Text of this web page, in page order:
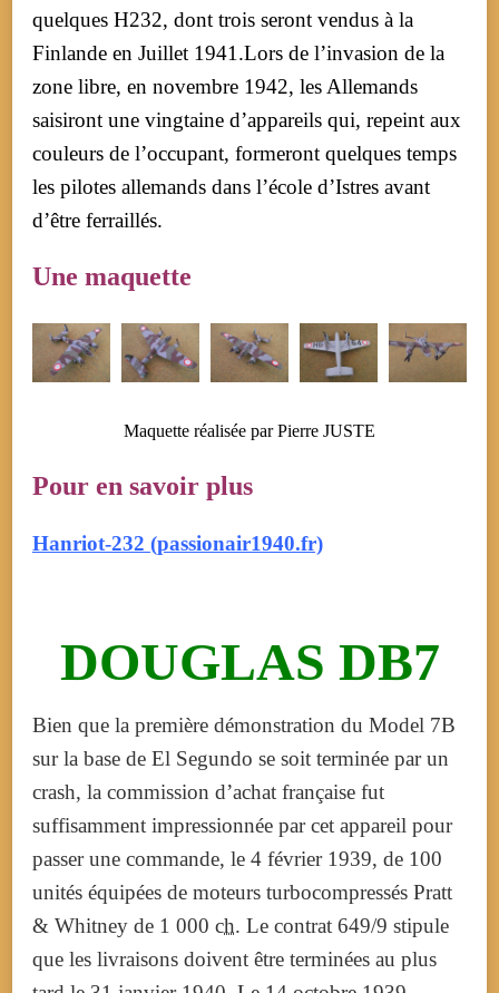
quelques H232, dont trois seront vendus à la
Finlande en Juillet 1941.Lors de l’invasion de la
zone libre, en novembre 1942, les Allemands
saisiront une vingtaine d’appareils qui, repeint aux
couleurs de l’occupant, formeront quelques temps
les pilotes allemands dans l’école d’Istres avant
d’être ferraillés.
Une maquette
Maquette réalisée par Pierre JUSTE
Pour en savoir plus
Hanriot-232 (passionair1940.fr)
DOUGLAS DB7
Bien que la première démonstration du Model 7B
sur la base de El Segundo se soit terminée par un
crash, la commission d’achat française fut
suffisamment impressionnée par cet appareil pour
passer une commande, le 4 février 1939, de 100
unités équipées de moteurs turbocompressés Pratt
& Whitney de 1 000 ch. Le contrat 649/9 stipule
que les livraisons doivent être terminées au plus